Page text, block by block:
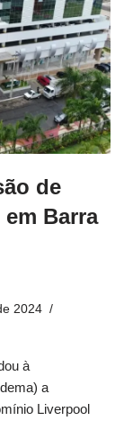
de
Barra
2024
à
a
Liverpool